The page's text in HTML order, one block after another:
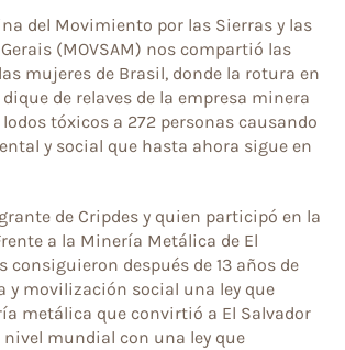
del Movimiento por las Sierras y las
(MOVSAM) nos compartió las
mujeres de Brasil, donde la rotura en
de relaves de la empresa minera
tóxicos a 272 personas causando
y social que hasta ahora sigue en
de Cripdes y quien participó en la
a la Minería Metálica de El
consiguieron después de 13 años de
y movilización social una ley que
metálica que convirtió a El Salvador
mundial con una ley que